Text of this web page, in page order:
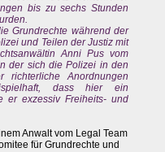
bis zu sechs Stunden
Grundrechte während der
und Teilen der Justiz mit
Anni Pus vom
der sich die Polizei in den
richterliche Anordnungen
dass hier ein
er exzessiv Freiheits- und
Anwalt vom Legal Team
für Grundrechte und